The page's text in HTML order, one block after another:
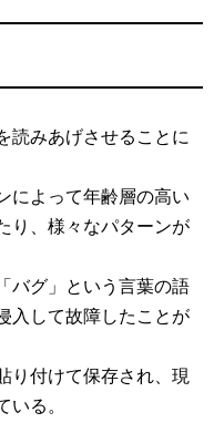
読みあげさせることに
によって年齢層の高い
り、様々なパターンが
バグ」という言葉の語
入して故障したことが
り付けて保存され、現
る。